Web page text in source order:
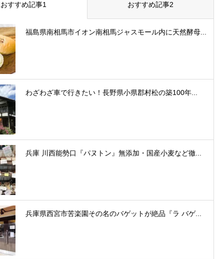
おすすめ記事1 おすすめ記事2
福島県南相馬市イオン南相馬ジャスモール内に天然酵母...
わざわざ車で行きたい！長野県小県郡村松の築100年...
兵庫 川西能勢口『パヌトン』無添加・国産小麦など徹...
兵庫県西宮市苦楽園その名のバゲットが絶品『ラ バゲ...